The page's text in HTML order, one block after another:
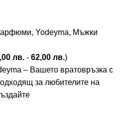
, Yodeyma, Мъжки
лв. - 62,00 лв.)
– Вашето вратовръзка с
за любителите на